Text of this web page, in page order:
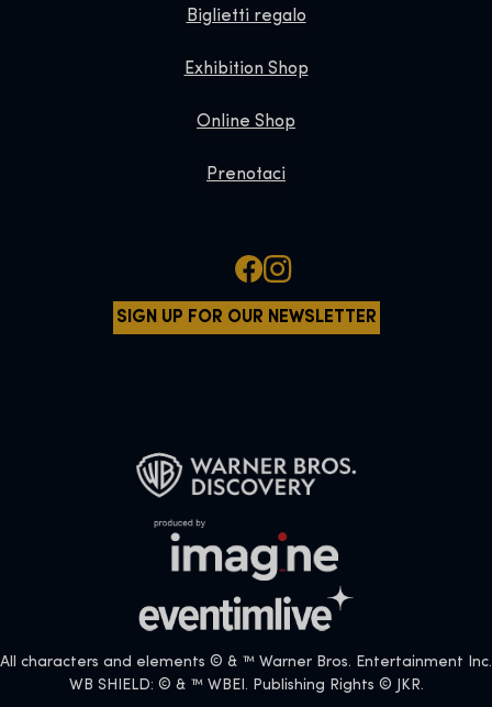
Biglietti regalo
Exhibition Shop
Online Shop
Prenotaci
SIGN UP FOR OUR NEWSLETTER
All characters and elements © & ™ Warner Bros. Entertainment Inc.
WB SHIELD: © & ™ WBEI. Publishing Rights © JKR.